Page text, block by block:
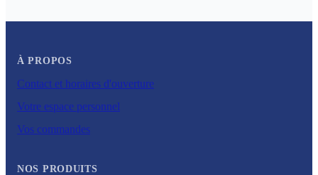
À PROPOS
Contact et horaires d'ouverture
Votre espace personnel
Vos commandes
NOS PRODUITS